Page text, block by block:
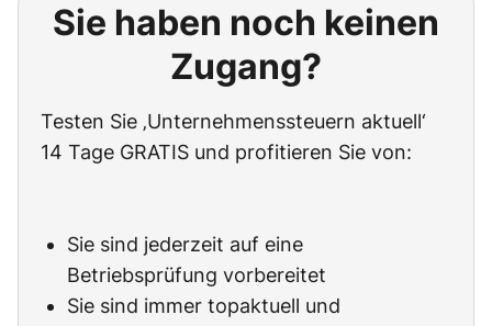
Sie haben noch keinen
Zugang?
Testen Sie ‚Unternehmenssteuern aktuell‘
14 Tage GRATIS und profitieren Sie von:
Sie sind jederzeit auf eine
Betriebsprüfung vorbereitet
Sie sind immer topaktuell und